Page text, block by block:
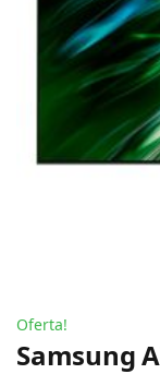
Oferta!
Samsung